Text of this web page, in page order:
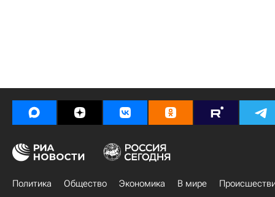
Политика Общество Экономика В мире